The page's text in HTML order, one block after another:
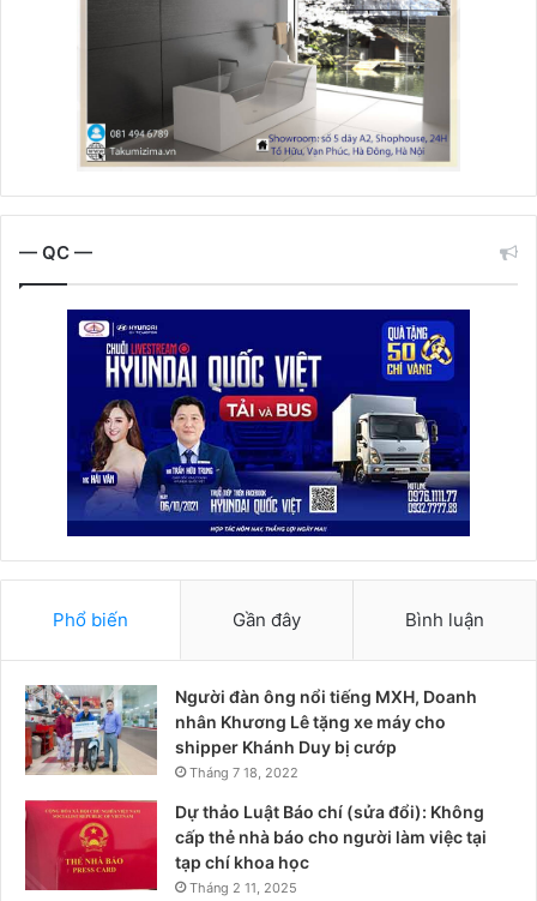
— QC —
Phổ biến Gần đây Bình luận
Người đàn ông nổi tiếng MXH, Doanh
nhân Khương Lê tặng xe máy cho
shipper Khánh Duy bị cướp
Tháng 7 18, 2022
Dự thảo Luật Báo chí (sửa đổi): Không
cấp thẻ nhà báo cho người làm việc tại
tạp chí khoa học
Tháng 2 11, 2025